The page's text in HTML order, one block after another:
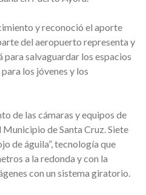
y reconoció el aporte
del aeropuerto representa y
para salvaguardar los espacios
los jóvenes y los
de las cámaras y equipos de
de Santa Cruz. Siete
de águila”, tecnología que
a la redonda y con la
con un sistema giratorio.